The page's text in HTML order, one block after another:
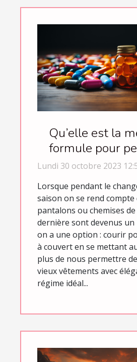
Qu’elle est la
formule pour
poids ?
Lundi 30 octobre 2023
Lorsque pendant le
saison on se rend compte
pantalons ou chemises de
dernière sont devenus un
on a une option : courir
à couvert en se mettant
plus de nous permettre
vieux vêtements avec
régime idéal...